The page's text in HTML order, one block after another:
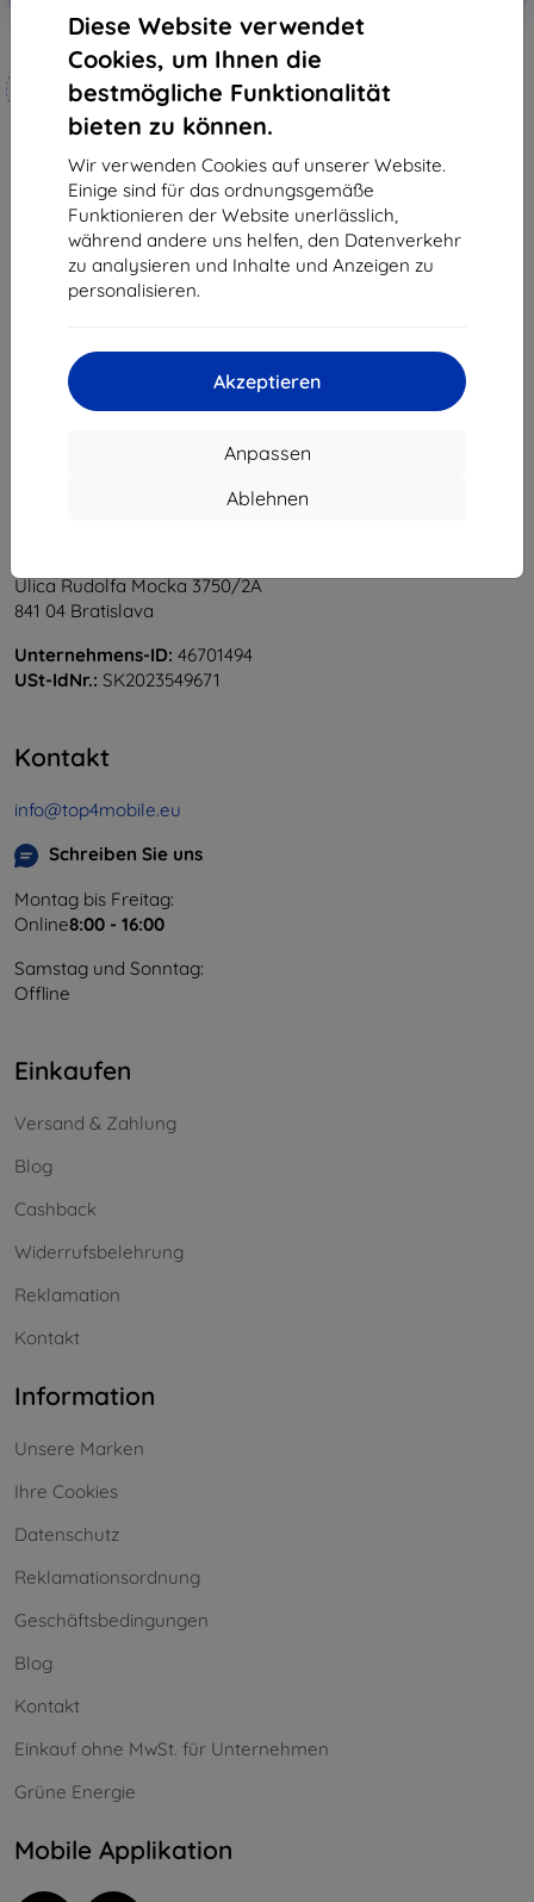
Diese Website verwendet
Cookies, um Ihnen die
bestmögliche Funktionalität
bieten zu können.
Wir verwenden Cookies auf unserer Website.
Einige sind für das ordnungsgemäße
Funktionieren der Website unerlässlich,
während andere uns helfen, den Datenverkehr
zu analysieren und Inhalte und Anzeigen zu
personalisieren.
Akzeptieren
Anpassen
Ablehnen
3mk Hammer Schutzfolie
Maßgeschneidert
hergestellt
19,90 €
17,91 €
Auf Lager 4 Stk.
3MK FlexibleGlass Watch Polar
Grit X2 Pro hybrides Schutzglas
10,90 €
9,81 €
1
Ulica Rudolfa Mocka 3750/2A
841 04 Bratislava
Unternehmens-ID: 46701494
USt-IdNr.: SK2023549671
Kontakt
info@top4mobile.eu
Schreiben Sie uns
Montag bis Freitag:
Online8:00 - 16:00
Samstag und Sonntag:
Offline
Einkaufen
Versand & Zahlung
Blog
Cashback
Widerrufsbelehrung
Reklamation
Kontakt
Information
Unsere Marken
Ihre Cookies
Datenschutz
Reklamationsordnung
Geschäftsbedingungen
Blog
Kontakt
Einkauf ohne MwSt. für Unternehmen
Grüne Energie
Mobile Applikation